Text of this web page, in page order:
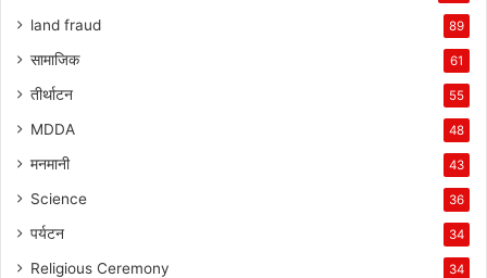
land fraud 89
सामाजिक 61
तीर्थाटन 55
MDDA 48
मनमानी 43
Science 36
पर्यटन 34
Religious Ceremony 34